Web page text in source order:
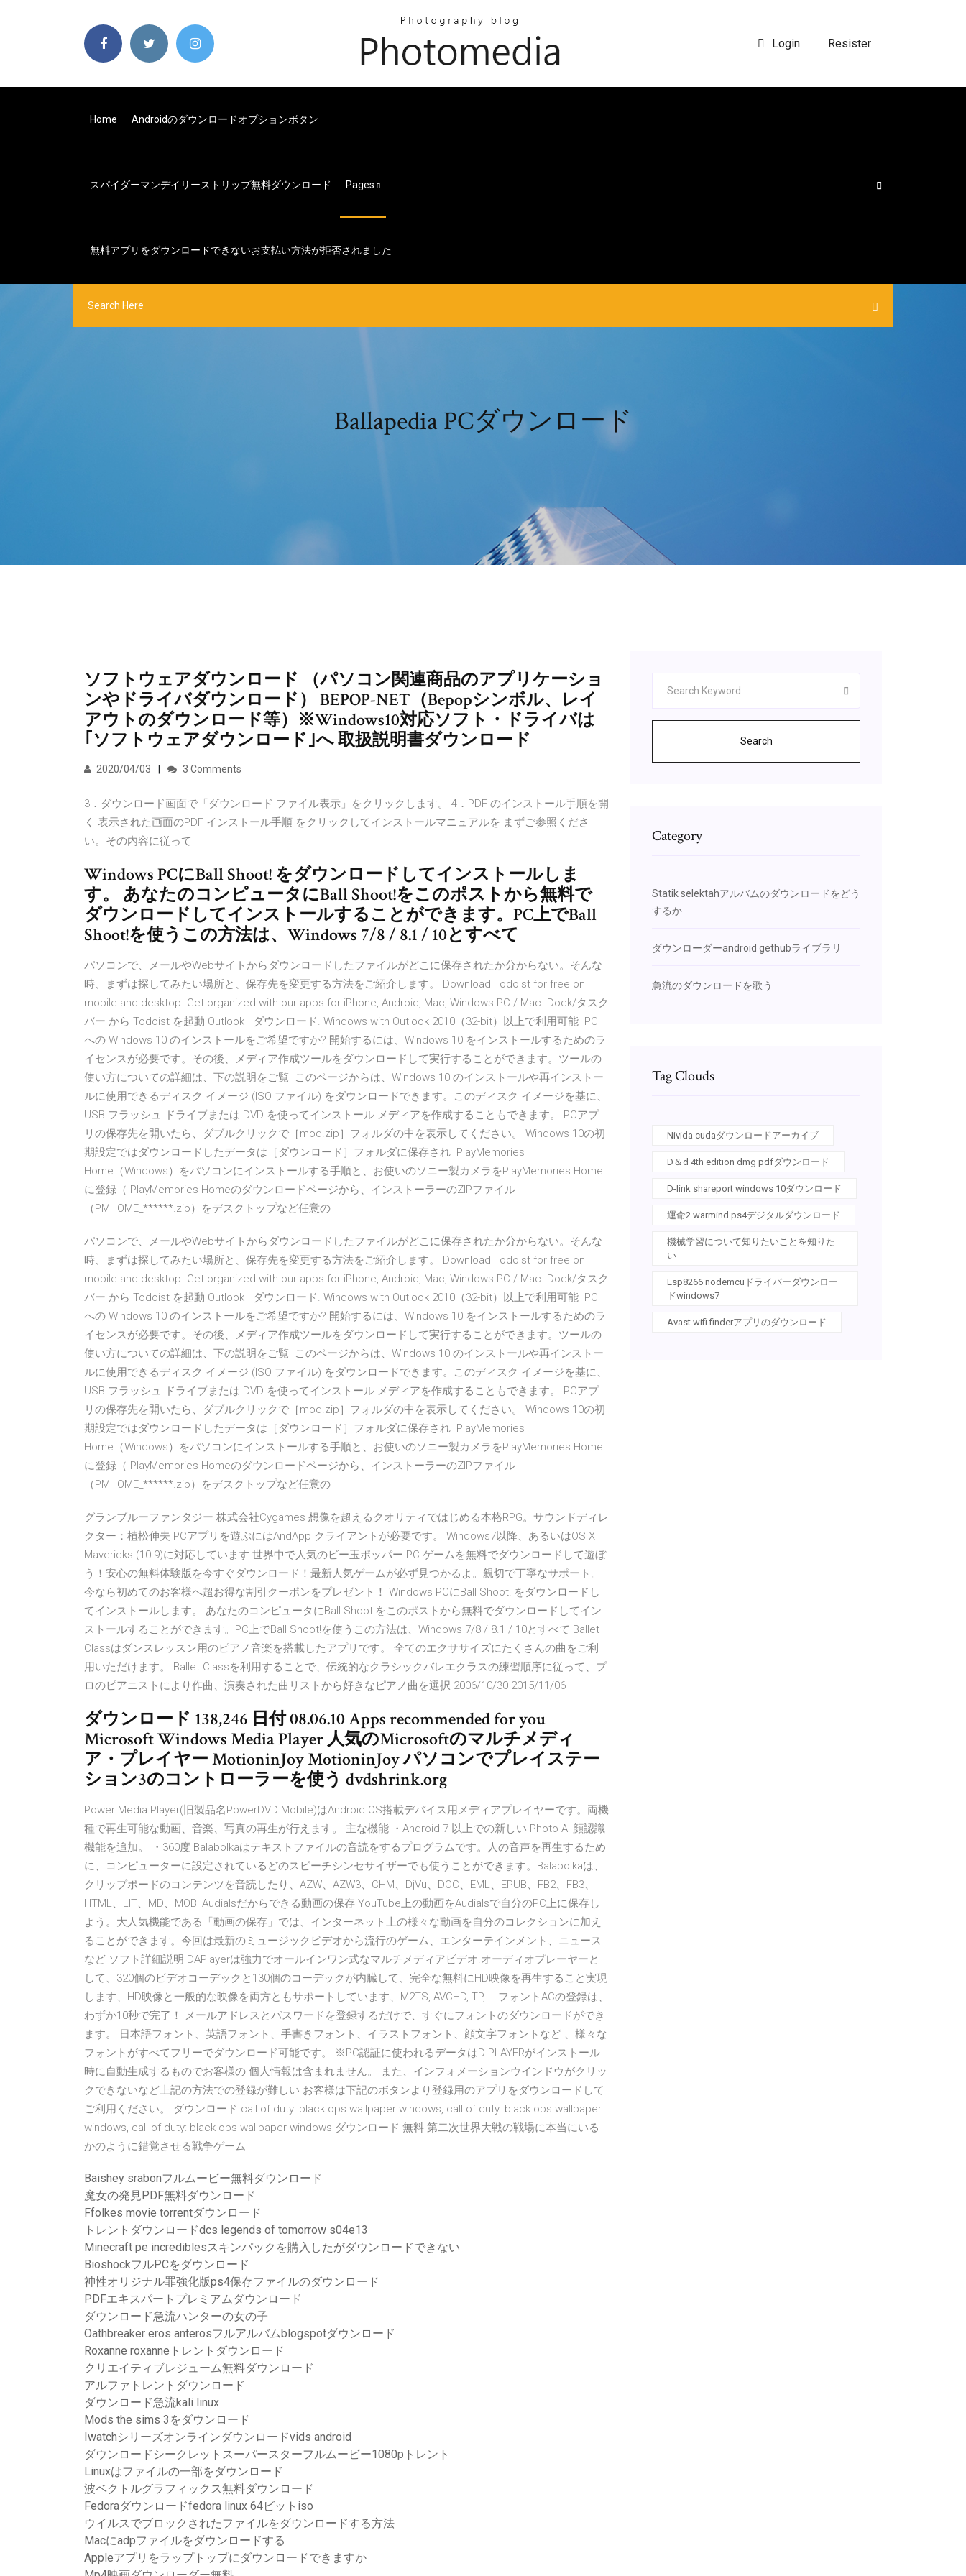
Login | Resister
Home Androidのダウンロードオプションボタン
スパイダーマンデイリーストリップ無料ダウンロード Pages
無料アプリをダウンロードできないお支払い方法が拒否されました
Ballapedia PCダウンロード
ソフトウェアダウンロード （パソコン関連商品のアプリケーショ
ンやドライバダウンロード） BEPOP-NET（Bepopシンボル、レイ
アウトのダウンロード等）※Windows10対応ソフト・ドライバは
｢ソフトウェアダウンロード｣へ 取扱説明書ダウンロード
2020/04/03 3 Comments
3．ダウンロード画面で「ダウンロード ファイル表示」をクリックします。 4．PDF のインストール手順を開
く 表示された画面のPDF インストール手順 をクリックしてインストールマニュアルを まずご参照くださ
い。その内容に従って
Windows PCにBall Shoot! をダウンロードしてインストールしま
す。 あなたのコンピュータにBall Shoot!をこのポストから無料で
ダウンロードしてインストールすることができます。PC上でBall
Shoot!を使うこの方法は、Windows 7/8 / 8.1 / 10とすべて
パソコンで、メールやWebサイトからダウンロードしたファイルがどこに保存されたか分からない。そんな
時、まずは探してみたい場所と、保存先を変更する方法をご紹介します。 Download Todoist for free on
mobile and desktop. Get organized with our apps for iPhone, Android, Mac, Windows PC / Mac. Dock/タスク
バー から Todoist を起動 Outlook · ダウンロード. Windows with Outlook 2010（32-bit）以上で利用可能 PC
への Windows 10 のインストールをご希望ですか? 開始するには、Windows 10 をインストールするためのラ
イセンスが必要です。その後、メディア作成ツールをダウンロードして実行することができます。ツールの
使い方についての詳細は、下の説明をご覧 このページからは、Windows 10 のインストールや再インストー
ルに使用できるディスク イメージ (ISO ファイル) をダウンロードできます。このディスク イメージを基に、
USB フラッシュ ドライブまたは DVD を使ってインストール メディアを作成することもできます。 PCアプ
リの保存先を開いたら、ダブルクリックで［mod.zip］フォルダの中を表示してください。 Windows 10の初
期設定ではダウンロードしたデータは［ダウンロード］フォルダに保存され PlayMemories
Home（Windows）をパソコンにインストールする手順と、お使いのソニー製カメラをPlayMemories Home
に登録（ PlayMemories Homeのダウンロードページから、インストーラーのZIPファイル
（PMHOME_******.zip）をデスクトップなど任意の
パソコンで、メールやWebサイトからダウンロードしたファイルがどこに保存されたか分からない。そんな
時、まずは探してみたい場所と、保存先を変更する方法をご紹介します。 Download Todoist for free on
mobile and desktop. Get organized with our apps for iPhone, Android, Mac, Windows PC / Mac. Dock/タスク
バー から Todoist を起動 Outlook · ダウンロード. Windows with Outlook 2010（32-bit）以上で利用可能 PC
への Windows 10 のインストールをご希望ですか? 開始するには、Windows 10 をインストールするためのラ
イセンスが必要です。その後、メディア作成ツールをダウンロードして実行することができます。ツールの
使い方についての詳細は、下の説明をご覧 このページからは、Windows 10 のインストールや再インストー
ルに使用できるディスク イメージ (ISO ファイル) をダウンロードできます。このディスク イメージを基に、
USB フラッシュ ドライブまたは DVD を使ってインストール メディアを作成することもできます。 PCアプ
リの保存先を開いたら、ダブルクリックで［mod.zip］フォルダの中を表示してください。 Windows 10の初
期設定ではダウンロードしたデータは［ダウンロード］フォルダに保存され PlayMemories
Home（Windows）をパソコンにインストールする手順と、お使いのソニー製カメラをPlayMemories Home
に登録（ PlayMemories Homeのダウンロードページから、インストーラーのZIPファイル
（PMHOME_******.zip）をデスクトップなど任意の
グランブルーファンタジー 株式会社Cygames 想像を超えるクオリティではじめる本格RPG。サウンドディレ
クター：植松伸夫 PCアプリを遊ぶにはAndApp クライアントが必要です。 Windows7以降、あるいはOS X
Mavericks (10.9)に対応しています 世界中で人気のビー玉ポッパー PC ゲームを無料でダウンロードして遊ぼ
う！安心の無料体験版を今すぐダウンロード！最新人気ゲームが必ず見つかるよ。親切で丁寧なサポート。
今なら初めてのお客様へ超お得な割引クーポンをプレゼント！ Windows PCにBall Shoot! をダウンロードし
てインストールします。 あなたのコンピュータにBall Shoot!をこのポストから無料でダウンロードしてイン
ストールすることができます。PC上でBall Shoot!を使うこの方法は、Windows 7/8 / 8.1 / 10とすべて Ballet
Classはダンスレッスン用のピアノ音楽を搭載したアプリです。 全てのエクササイズにたくさんの曲をご利
用いただけます。 Ballet Classを利用することで、伝統的なクラシックバレエクラスの練習順序に従って、プ
ロのピアニストにより作曲、演奏された曲リストから好きなピアノ曲を選択 2006/10/30 2015/11/06
ダウンロード 138,246 日付 08.06.10 Apps recommended for you
Microsoft Windows Media Player 人気のMicrosoftのマルチメディ
ア・プレイヤー MotioninJoy MotioninJoy パソコンでプレイステー
ション3のコントローラーを使う dvdshrink.org
Power Media Player(旧製品名PowerDVD Mobile)はAndroid OS搭載デバイス用メディアプレイヤーです。両機
種で再生可能な動画、音楽、写真の再生が行えます。 主な機能 ・Android 7 以上での新しい Photo AI 顔認識
機能を追加。 ・360度 Balabolkaはテキストファイルの音読をするプログラムです。人の音声を再生するため
に、コンピューターに設定されているどのスピーチシンセサイザーでも使うことができます。Balabolkaは、
クリップボードのコンテンツを音読したり、AZW、AZW3、CHM、DjVu、DOC、EML、EPUB、FB2、FB3、
HTML、LIT、MD、MOBI Audialsだからできる動画の保存 YouTube上の動画をAudialsで自分のPC上に保存し
よう。大人気機能である「動画の保存」では、インターネット上の様々な動画を自分のコレクションに加え
ることができます。今回は最新のミュージックビデオから流行のゲーム、エンターテインメント、ニュース
など ソフト詳細説明 DAPlayerは強力でオールインワン式なマルチメディアビデオ.オーディオプレーヤーと
して、320個のビデオコーデックと130個のコーデックが内臓して、完全な無料にHD映像を再生すること実現
します、HD映像と一般的な映像を両方ともサポートしています、M2TS, AVCHD, TP, … フォントACの登録は、
わずか10秒で完了！ メールアドレスとパスワードを登録するだけで、すぐにフォントのダウンロードができ
ます。 日本語フォント、英語フォント、手書きフォント、イラストフォント、顔文字フォントなど 、様々な
フォントがすべてフリーでダウンロード可能です。 ※PC認証に使われるデータはD-PLAYERがインストール
時に自動生成するものでお客様の 個人情報は含まれません。 また、インフォメーションウインドウがクリッ
クできないなど上記の方法での登録が難しい お客様は下記のボタンより登録用のアプリをダウンロードして
ご利用ください。 ダウンロード call of duty: black ops wallpaper windows, call of duty: black ops wallpaper
windows, call of duty: black ops wallpaper windows ダウンロード 無料 第二次世界大戦の戦場に本当にいる
かのように錯覚させる戦争ゲーム
Baishey srabonフルムービー無料ダウンロード
魔女の発見PDF無料ダウンロード
Ffolkes movie torrentダウンロード
トレントダウンロードdcs legends of tomorrow s04e13
Minecraft pe incrediblesスキンパックを購入したがダウンロードできない
BioshockフルPCをダウンロード
神性オリジナル罪強化版ps4保存ファイルのダウンロード
PDFエキスパートプレミアムダウンロード
ダウンロード急流ハンターの女の子
Oathbreaker eros anterosフルアルバムblogspotダウンロード
Roxanne roxanneトレントダウンロード
クリエイティブレジューム無料ダウンロード
アルファトレントダウンロード
ダウンロード急流kali linux
Mods the sims 3をダウンロード
Iwatchシリーズオンラインダウンロードvids android
ダウンロードシークレットスーパースターフルムービー1080pトレント
Linuxはファイルの一部をダウンロード
波ベクトルグラフィックス無料ダウンロード
Fedoraダウンロードfedora linux 64ビットiso
ウイルスでブロックされたファイルをダウンロードする方法
Macにadpファイルをダウンロードする
Appleアプリをラップトップにダウンロードできますか
Search
Category
Statik selektahアルバムのダウンロードをどう
するか
ダウンローダーandroid gethubライブラリ
急流のダウンロードを歌う
Tag Clouds
Nivida cudaダウンロードアーカイブ
D＆d 4th edition dmg pdfダウンロード
D-link shareport windows 10ダウンロード
運命2 warmind ps4デジタルダウンロード
機械学習について知りたいことを知りた
い
Esp8266 nodemcuドライバーダウンロー
ドwindows7
Avast wifi finderアプリのダウンロード